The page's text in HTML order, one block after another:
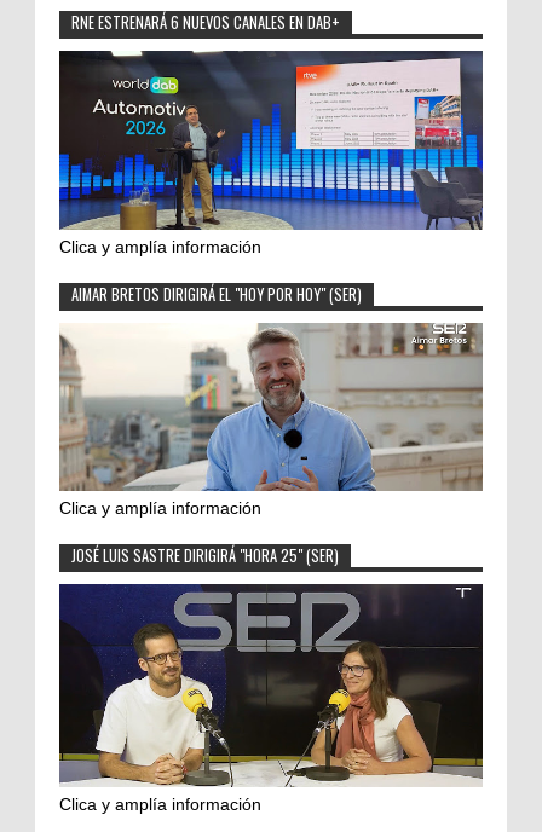
RNE ESTRENARÁ 6 NUEVOS CANALES EN DAB+
Clica y amplía información
AIMAR BRETOS DIRIGIRÁ EL "HOY POR HOY" (SER)
Clica y amplía información
JOSÉ LUIS SASTRE DIRIGIRÁ "HORA 25" (SER)
Clica y amplía información